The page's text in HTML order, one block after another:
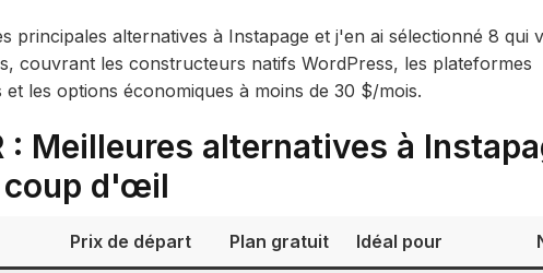
principales alternatives à Instapage et j'en ai sélectionné 8 qui
couvrant les constructeurs natifs WordPress, les plateformes
et les options économiques à moins de 30 $/mois.
: Meilleures alternatives à
coup d'œil
Prix de départ Plan gratuit Idéal pour